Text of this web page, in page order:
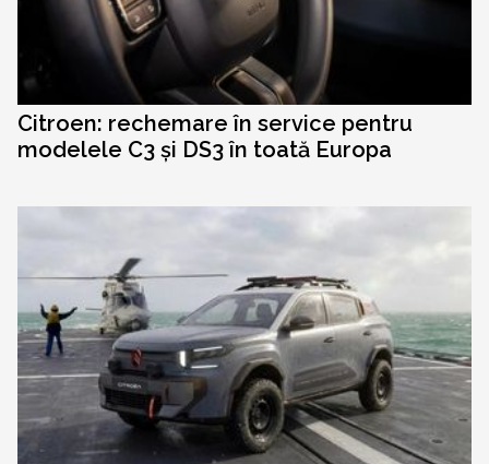
Citroen: rechemare în service pentru
modelele C3 și DS3 în toată Europa